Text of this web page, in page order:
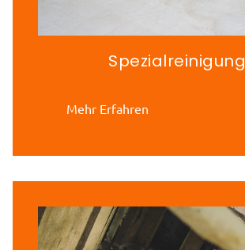
Spezialreinigung
Mehr Erfahren